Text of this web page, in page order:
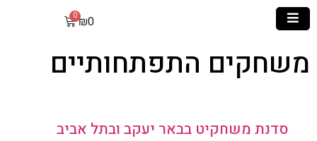
₪0
משחקים התפתחותיים
סדנת משחקיט בבאר יעקב ובתל אביב